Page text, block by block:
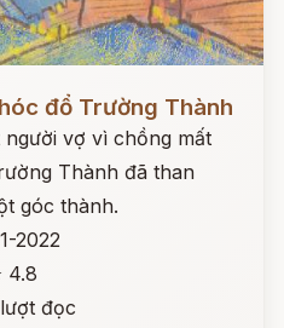
đổ Trường Thành
vợ vì chồng mất
Thành đã than
góc thành.
2022
4.8
lượt đọc